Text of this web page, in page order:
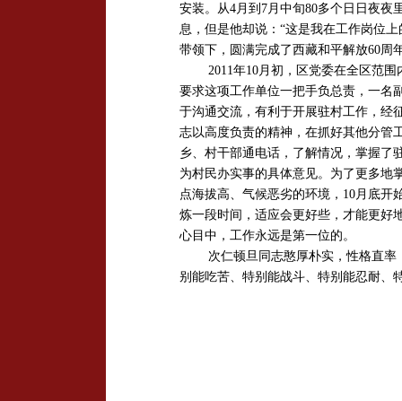
安装。从4月到7月中旬80多个日日夜
息，但是他却说：“这是我在工作岗位
带领下，圆满完成了西藏和平解放60周
2011年10月初，区党委在全区范
要求这项工作单位一把手负总责，一名
于沟通交流，有利于开展驻村工作，经
志以高度负责的精神，在抓好其他分管
乡、村干部通电话，了解情况，掌握了
为村民办实事的具体意见。为了更多地
点海拔高、气候恶劣的环境，10月底开
炼一段时间，适应会更好些，才能更好
心目中，工作永远是第一位的。
次仁顿旦同志憨厚朴实，性格直
别能吃苦、特别能战斗、特别能忍耐、